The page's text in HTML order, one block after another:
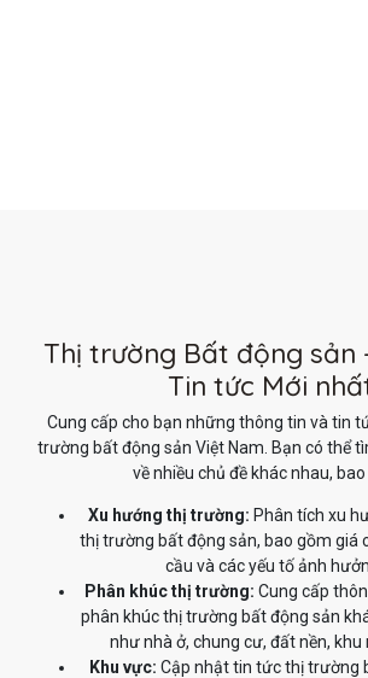
Thị trường Bất động sản
Tin tức Mới
Cung cấp cho bạn những thông tin và tin
trường bất động sản Việt Nam. Bạn có thể
về nhiều chủ đề khác nhau,
Xu hướng thị trường: Phân tích xu
thị trường bất động sản, bao gồm giá
cầu và các yếu tố ảnh
Phân khúc thị trường: Cung cấp
phân khúc thị trường bất động sản
như nhà ở, chung cư, đất nền, khu
Khu vực: Cập nhật tin tức thị trường